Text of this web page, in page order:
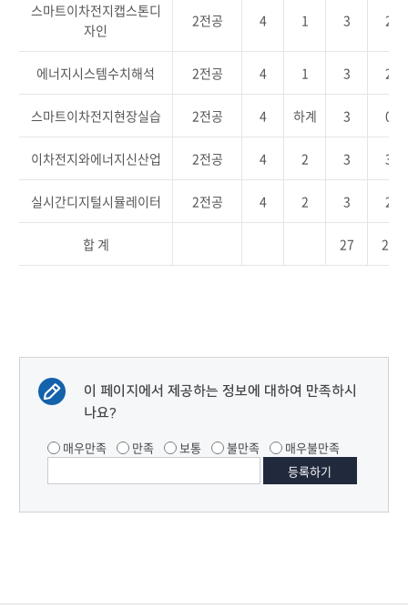
스마트이차전지캡스톤디
자인
2전공 4 1 3 2
에너지시스템수치해석 2전공 4 1 3 2
스마트이차전지현장실습 2전공 4 하계 3 0
이차전지와에너지신산업 2전공 4 2 3 3
실시간디지털시뮬레이터 2전공 4 2 3 2
합 계 27 21
이 페이지에서 제공하는 정보에 대하여 만족하시
나요?
매우만족 만족 보통 불만족 매우불만족